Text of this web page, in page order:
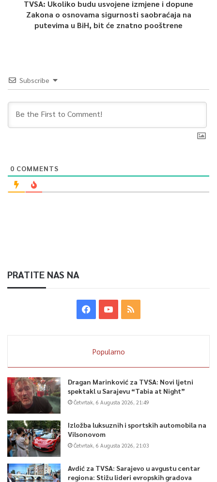
TVSA: Ukoliko budu usvojene izmjene i dopune
Zakona o osnovama sigurnosti saobraćaja na
putevima u BiH, bit će znatno pooštrene
Subscribe
0 COMMENTS
PRATITE NAS NA
Popularno
Dragan Marinković za TVSA: Novi ljetni
spektakl u Sarajevu “Tabia at Night”
Četvrtak, 6 Augusta 2026, 21:49
Izložba luksuznih i sportskih automobila na
Vilsonovom
Četvrtak, 6 Augusta 2026, 21:03
Avdić za TVSA: Sarajevo u avgustu centar
regiona: Stižu lideri evropskih gradova